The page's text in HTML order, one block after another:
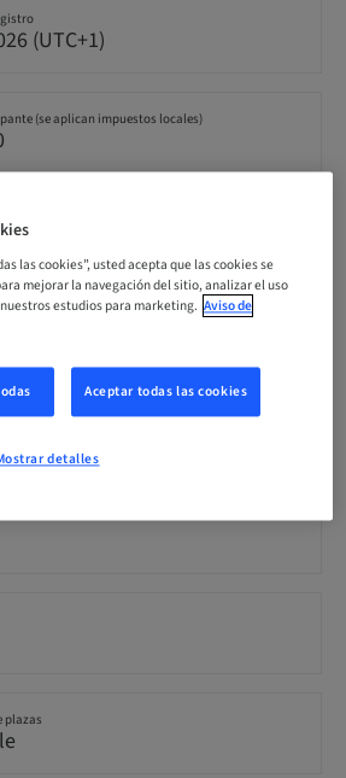
(UTC+1)
(se aplican impuestos locales)
plazas
las cookies”, usted acepta que las cookies se
mejorar la navegación del sitio, analizar el uso
estudios para marketing. Aviso de
Aceptar todas las cookies
detalles